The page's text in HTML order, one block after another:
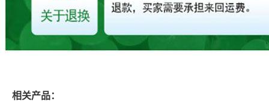
相关产品：